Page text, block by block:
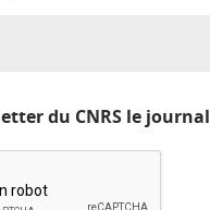
du CNRS le journal